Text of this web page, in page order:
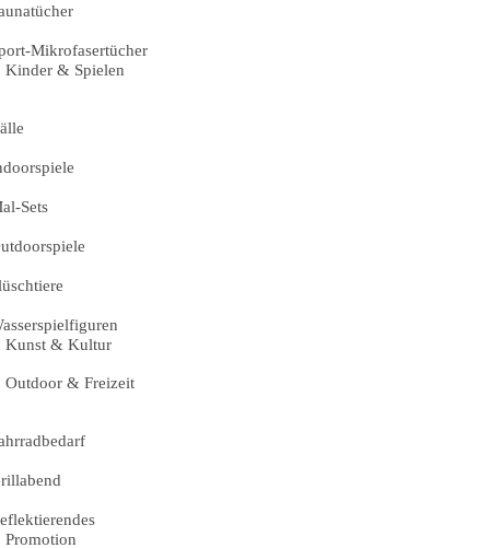
Mikrofasertücher
Kinder & Spielen
Sets
Kunst & Kultur
Outdoor & Freizeit
Promotion